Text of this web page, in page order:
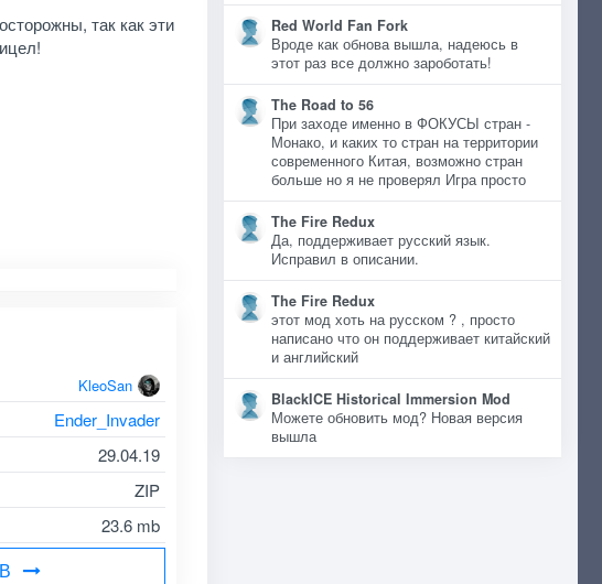
так как эти
KleoSan
Ender_Invader
29.04.19
ZIP
23.6 mb
Red World Fan Fork
Вроде как обнова вышла, надеюсь в
этот раз все должно зароботать!
The Road to 56
При заходе именно в ФОКУСЫ стран -
Монако, и каких то стран на территории
современного Китая, возможно стран
больше но я не проверял Игра просто
The Fire Redux
Да, поддерживает русский язык.
Исправил в описании.
The Fire Redux
этот мод хоть на русском ? , просто
написано что он поддерживает китайский
и английский
BlackICE Historical Immersion Mod
Можете обновить мод? Новая версия
вышла